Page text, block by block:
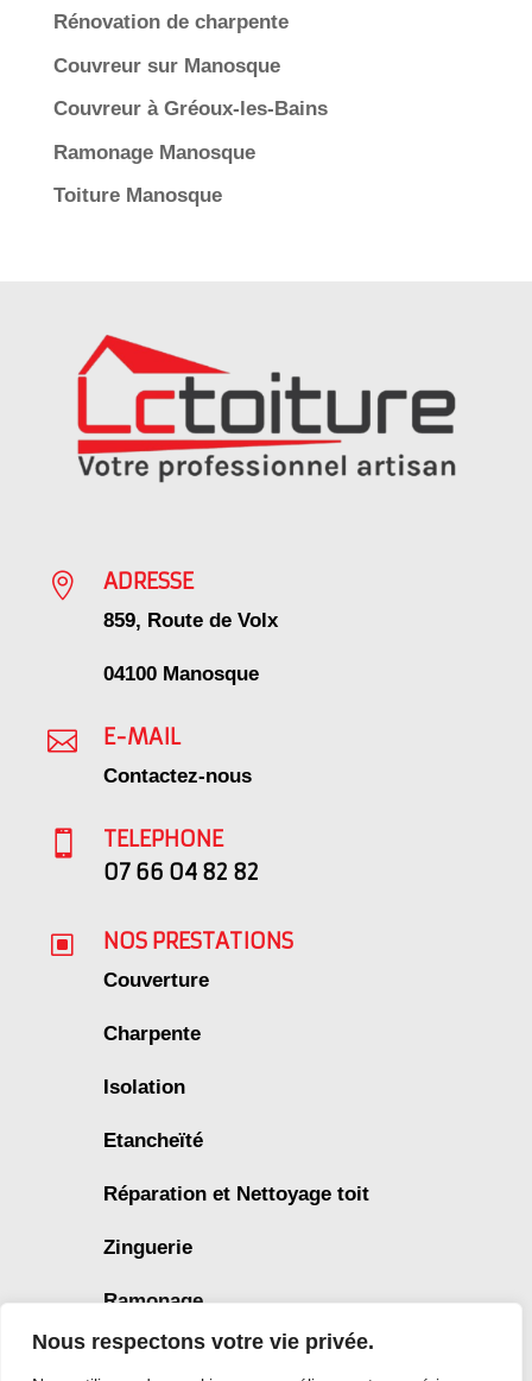
Nous respectons votre vie privée.
Rénovation de charpente
Couvreur sur Manosque
Couvreur à Gréoux-les-Bains
Ramonage Manosque
Toiture Manosque
 ADRESSE
859, Route de Volx
04100 Manosque
 E-MAIL
Contactez-nous

TELEPHONE
07 66 04 82 82
W NOS PRESTATIONS
Couverture
Charpente
Isolation
Etancheïté
Réparation et Nettoyage toit
Zinguerie
Ramonage